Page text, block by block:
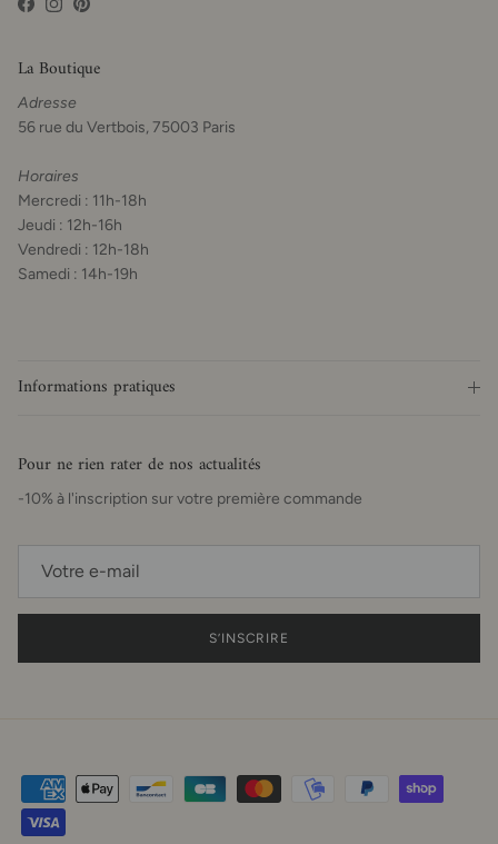
Facebook
Instagram
Pinterest
La Boutique
Adresse
56 rue du Vertbois, 75003 Paris
Horaires
Mercredi : 11h-18h
Jeudi : 12h-16h
Vendredi : 12h-18h
Samedi : 14h-19h
Informations pratiques
Pour ne rien rater de nos actualités
-10% à l'inscription sur votre première commande
S’INSCRIRE